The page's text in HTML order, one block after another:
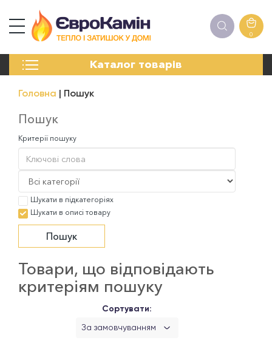
0
Каталог товарів
ПЕЧІ
ЕЛЕКТРОКАМІНИ
АКСЕСУАРИ
ХІМІЯ
ЕНЕРГОСИСТЕМИ
Головна Пошук
Пошук
Критерії пошуку
Шукати в підкатегоріях
Шукати в описі товару
Товари, що відповідають
критеріям пошуку
Сортувати:
За замовчуванням